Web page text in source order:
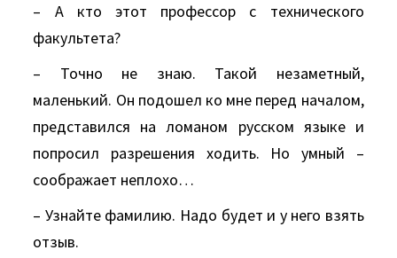
– А кто этот профессор с технического
факультета?
– Точно не знаю. Такой незаметный,
маленький. Он подошел ко мне перед началом,
представился на ломаном русском языке и
попросил разрешения ходить. Но умный –
соображает неплохо…
– Узнайте фамилию. Надо будет и у него взять
отзыв.